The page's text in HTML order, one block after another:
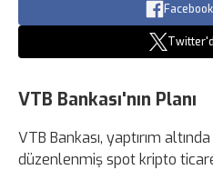
VTB Bankası'nın Planı
VTB Bankası, yaptırım
düzenlenmiş spot kripto